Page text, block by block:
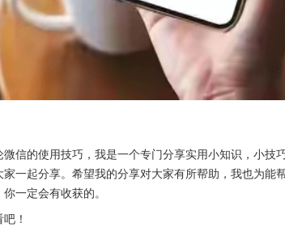
信的使用技巧，我是一个专门分享实用小知识，小技
一起分享。希望我的分享对大家有所帮助，我也为能
一定会有收获的。
！